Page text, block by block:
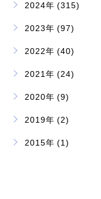
2024年 (315)
2023年 (97)
2022年 (40)
2021年 (24)
2020年 (9)
2019年 (2)
2015年 (1)